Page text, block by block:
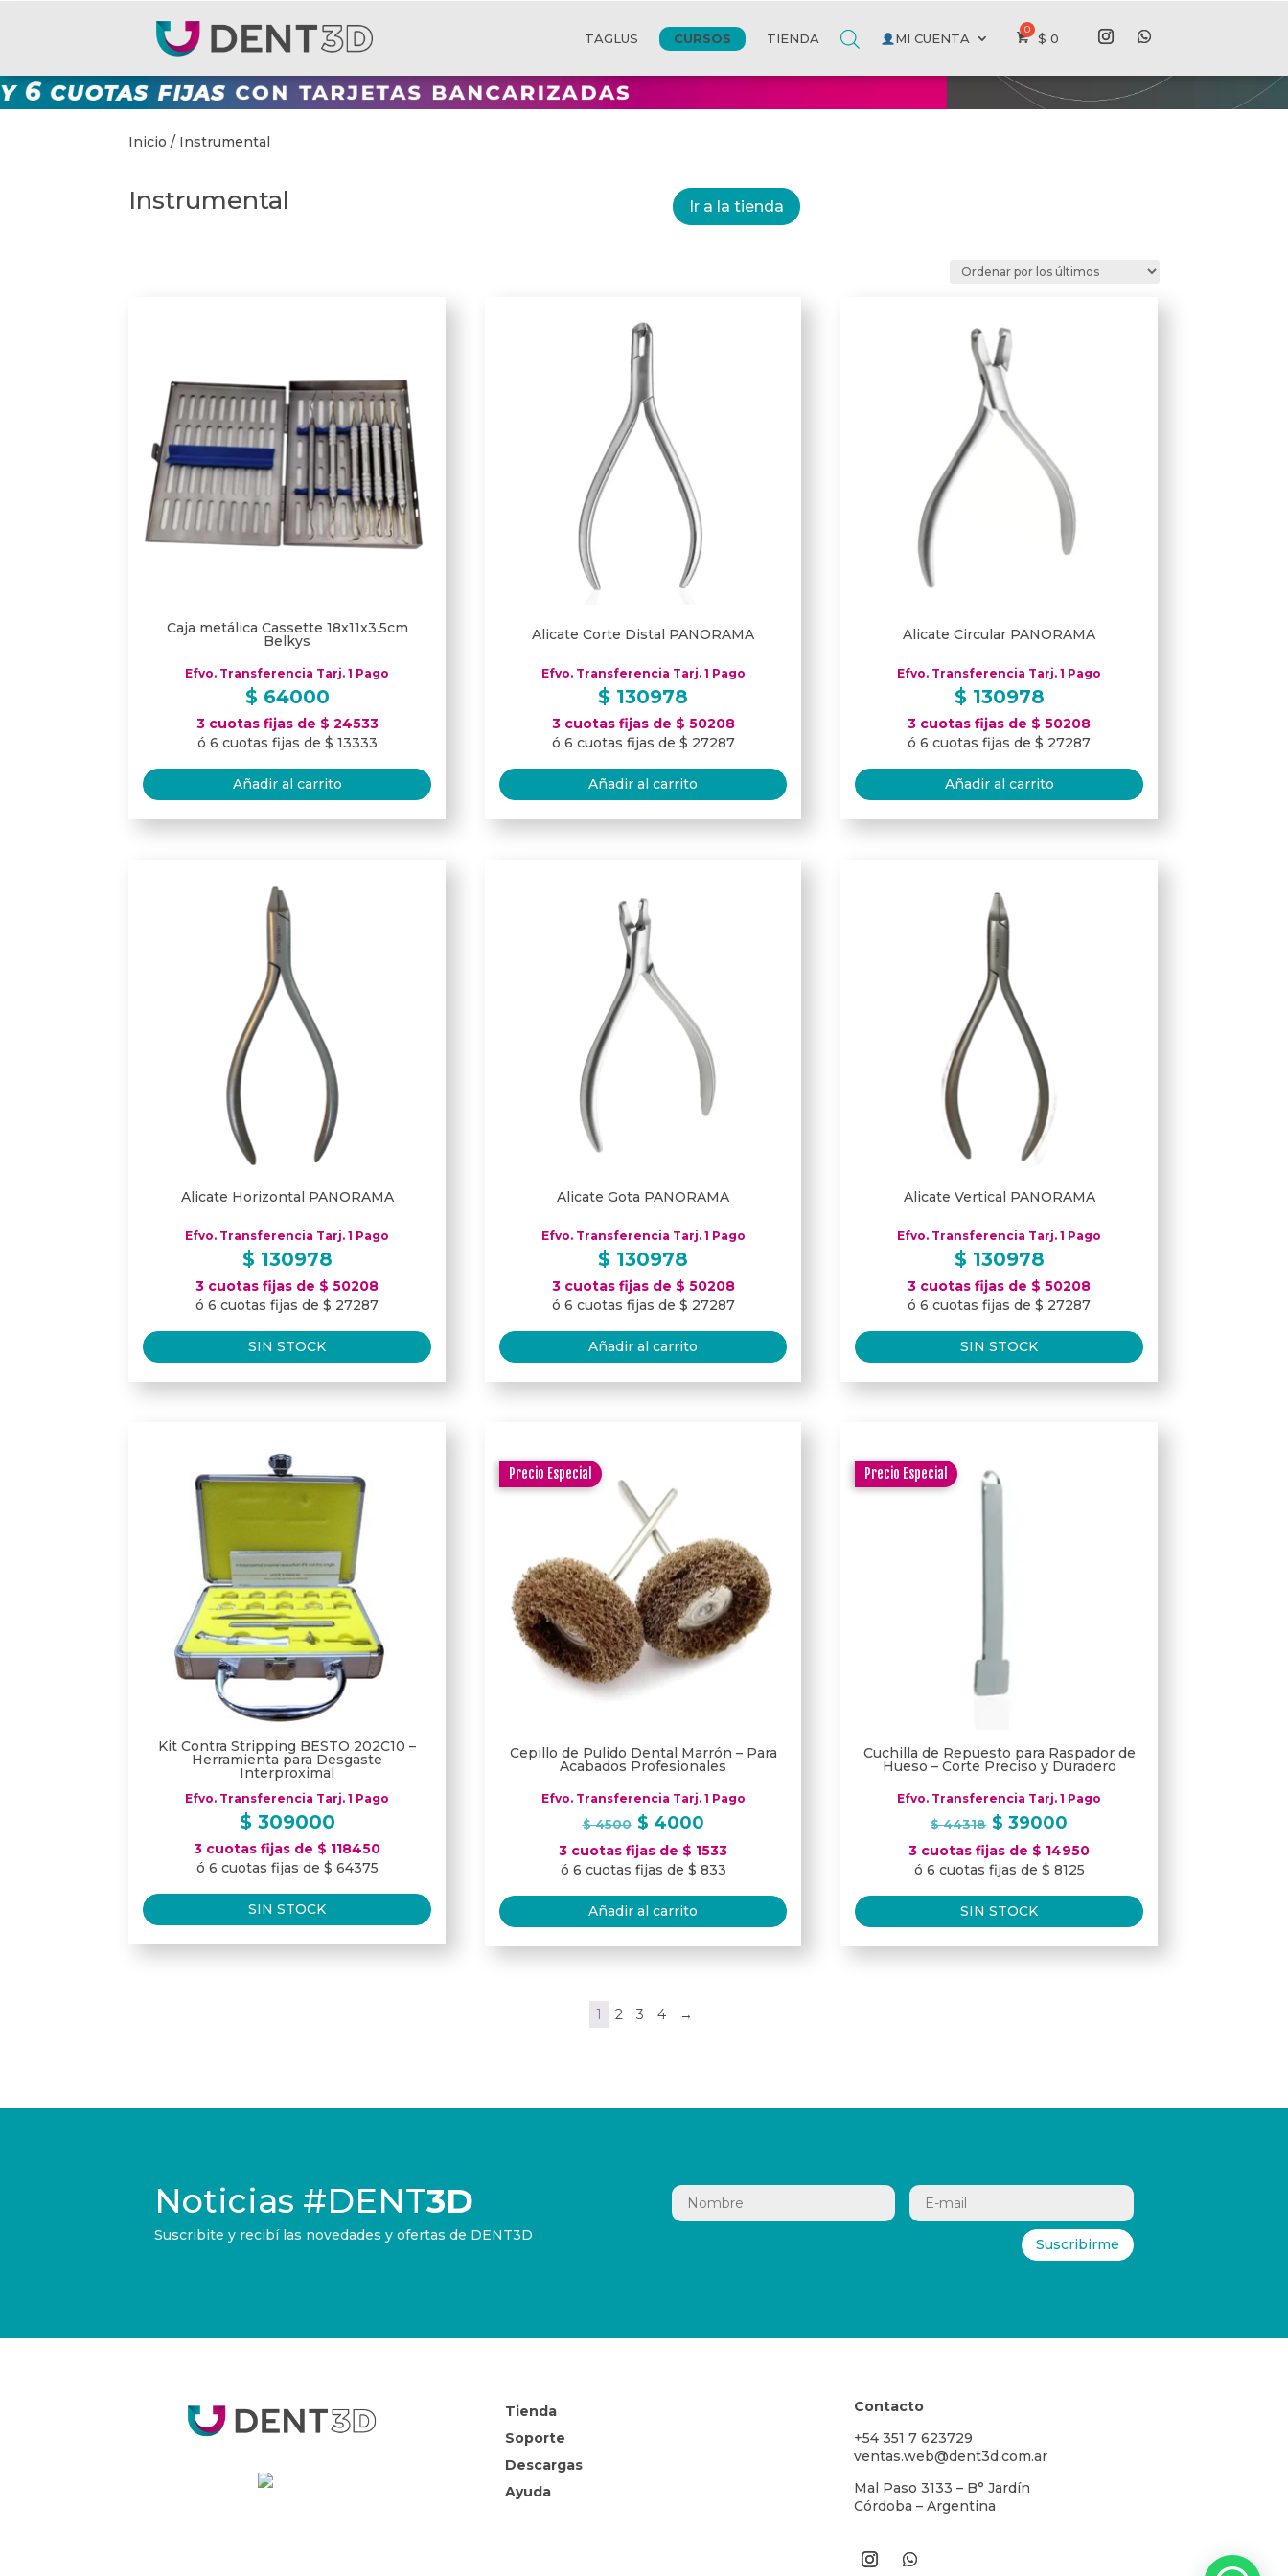
TAGLUS CURSOS TIENDA MI CUENTA $ 0
Inicio / Instrumental
Instrumental Ir a la tienda
Caja metálica Cassette 18x11x3.5cm
Belkys
Efvo. Transferencia Tarj. 1 Pago
$64000
3 cuotas fijas de $ 24533
ó 6 cuotas fijas de $ 13333
Añadir al carrito
Alicate Corte Distal PANORAMA
Efvo. Transferencia Tarj. 1 Pago
$ 130978
3 cuotas fijas de $ 50208
ó 6 cuotas fijas de $ 27287
Añadir al carrito
Alicate Circular PANORAMA
Efvo. Transferencia Tarj. 1 Pago
$130978
3 cuotas fijas de $ 50208
ó 6 cuotas fijas de $ 27287
Añadir al carrito
Alicate Horizontal PANORAMA
Efvo. Transferencia Tarj. 1 Pago
$130978
3 cuotas fijas de $ 50208
ó 6 cuotas fijas de $ 27287
SIN STOCK
Alicate Gota PANORAMA
Efvo. Transferencia Tarj. 1 Pago
$ 130978
3 cuotas fijas de $ 50208
ó 6 cuotas fijas de $ 27287
Añadir al carrito
Alicate Vertical PANORAMA
Efvo. Transferencia Tarj. 1 Pago
$130978
3 cuotas fijas de $ 50208
ó 6 cuotas fijas de $ 27287
SIN STOCK
Kit Contra Stripping BESTO 202C10 –
Herramienta para Desgaste
Interproximal
Efvo. Transferencia Tarj. 1 Pago
$309000
3 cuotas fijas de $ 118450
ó 6 cuotas fijas de $ 64375
SIN STOCK
Precio Especial
Cepillo de Pulido Dental Marrón – Para
Acabados Profesionales
Efvo. Transferencia Tarj. 1 Pago
$4500 El
precio
original
era:
$ 4500.
$ 4000El
precio
actual
$ 4000.
3 cuotas fijas de $ 1533
ó 6 cuotas fijas de $ 833
Añadir al carrito
Precio Especial
Cuchilla de Repuesto para Raspador de
Hueso – Corte Preciso y Duradero
Efvo. Transferencia Tarj. 1 Pago
$44318 El
precio
original
era:
$ 44318.
$ 39000
precio
actual
$ 39000.
3 cuotas fijas de $ 14950
ó 6 cuotas fijas de $ 8125
SIN STOCK
1 2 3 4 →
Noticias #DENT3D
Suscribite y recibí las novedades y ofertas de DENT3D
Suscribirme
Tienda
Soporte
Descargas
Ayuda
Contacto
+54 351 7 623729
ventas.web@dent3d.com.ar
Mal Paso 3133 – B° Jardín
Córdoba – Argentina